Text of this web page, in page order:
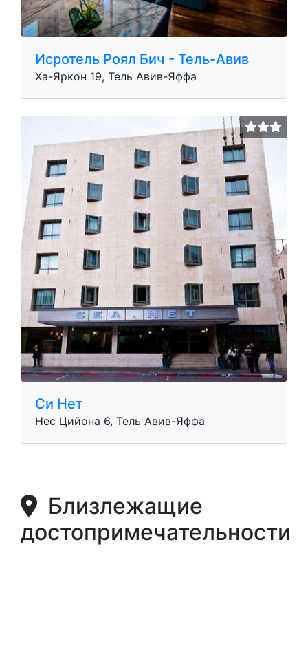
Исротель Роял Бич - Тель-Авив
Ха-Яркон 19, Тель Авив-Яффа
Си Нет
Нес Цийона 6, Тель Авив-Яффа
Близлежащие
достопримечательности